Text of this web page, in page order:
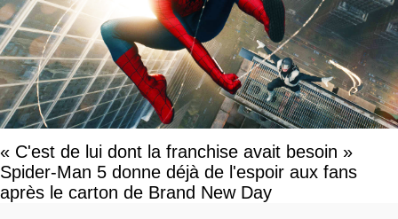
« C'est de lui dont la franchise avait besoin »
Spider-Man 5 donne déjà de l'espoir aux fans
après le carton de Brand New Day